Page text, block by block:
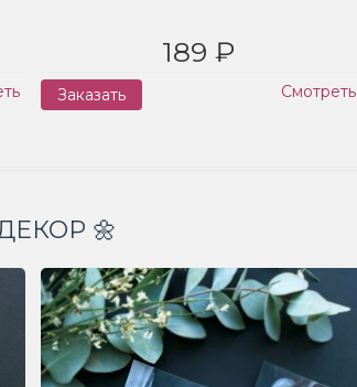
189 ₽
Заказать Смотреть
🌼